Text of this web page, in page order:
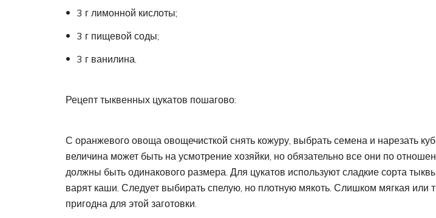
3 г лимонной кислоты;
3 г пищевой соды;
3 г ванилина.
Рецепт тыквенных цукатов пошагово:
С оранжевого овоща овощечисткой снять кожуру, выбрать семена и нарезать
величина может быть на усмотрение хозяйки, но обязательно все они по
должны быть одинакового размера. Для цукатов используют сладкие сорта
варят каши. Следует выбирать спелую, но плотную мякоть. Слишком мягкая или
пригодна для этой заготовки.